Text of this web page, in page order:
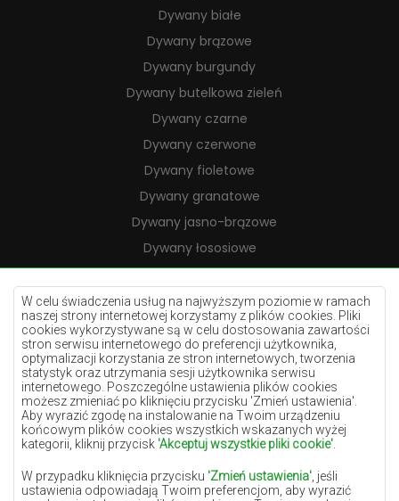
W celu świadczenia usług na najwyższym poziomie w ramach
naszej strony internetowej korzystamy z plików cookies. Pliki
cookies wykorzystywane są w celu dostosowania zawartości
stron serwisu internetowego do preferencji użytkownika,
optymalizacji korzystania ze stron internetowych, tworzenia
statystyk oraz utrzymania sesji użytkownika serwisu
internetowego. Poszczególne ustawienia plików cookies
możesz zmieniać po kliknięciu przycisku 'Zmień ustawienia'.
Aby wyrazić zgodę na instalowanie na Twoim urządzeniu
końcowym plików cookies wszystkich wskazanych wyżej
kategorii, kliknij przycisk 'Akceptuj wszystkie pliki cookie'
W przypadku kliknięcia przycisku 'Zmień ustawienia' , jeśli
ustawienia odpowiadają Twoim preferencjom, aby wyrazić
Dywany białe
Dywany brązowe
Dywany burgundy
Dywany butelkowa zieleń
Dywany czarne
Dywany czerwone
Dywany fioletowe
Dywany granatowe
Dywany jasno-brązowe
Dywany łososiowe
Dywany kremowe
Dywany lilac
Dywany żółte
Dywany miętowe
Dywany niebieskie
Dywany pomarańczowe
Dywany różowe
Dywany szare
Dywany terakota